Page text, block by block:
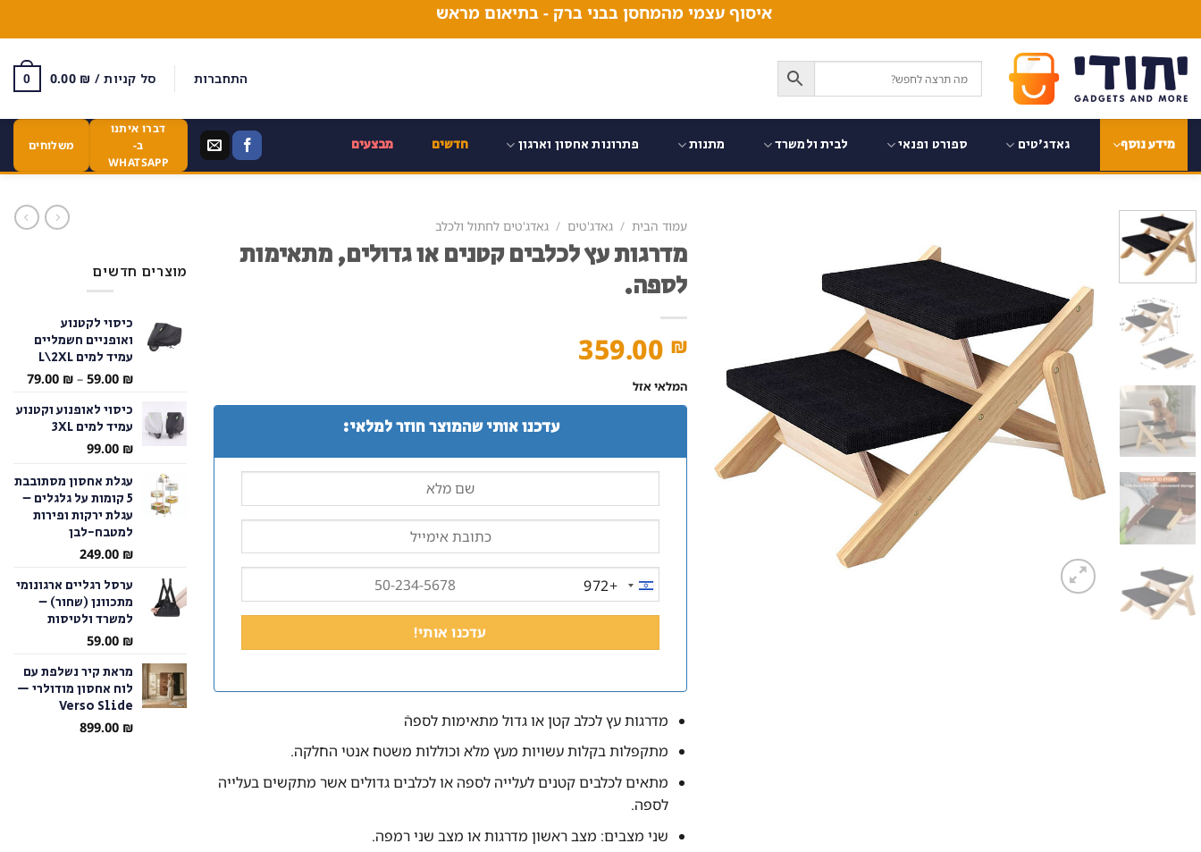
content
איסוף עצמי מהמחסן בבני ברק - בתיאום מראש
התחברות סל קניות / 0.00 ₪
0
מידע נוסף גאדג'טים ספורט ופנאי לבית ולמשרד מתנות פתרונות אחסון וארגון חדשים מבצעים
דברו איתנו
ב-
WHATSAPP
משלוחים
עמוד הבית / גאדג'טים / גאדג'טים לחתול ולכלב
מדרגות עץ לכלבים קטנים או גדולים, מתאימות
לספה.
359.00 ₪
המלאי אזל
עדכנו אותי שהמוצר חוזר למלאי:
ISRAEL
+972
+972
מדרגות עץ לכלב קטן או גדול מתאימות לספהֿ
מתקפלות בקלות עשויות מעץ מלא וכוללות משטח אנטי החלקה.
מתאים לכלבים קטנים לעלייה לספה או לכלבים גדולים אשר מתקשים בעלייה
לספה.
שני מצבים: מצב ראשון מדרגות או מצב שני רמפה.
מוצרים חדשים
כיסוי לקטנוע
ואופניים חשמליים
עמיד למים L\2XL
59.00 ₪
–
79.00 ₪
טווח
כיסוי לאופנוע וקטנוע
עמיד למים 3XL
99.00 ₪
עגלת אחסון מסתובבת
5 קומות על גלגלים –
עגלת ירקות ופירות
למטבח-לבן
249.00 ₪
ערסל רגליים ארגונומי
מתכוונן (שחור) –
למשרד ולטיסות
59.00 ₪
מראת קיר נשלפת עם
לוח אחסון מודולרי —
Verso Slide
899.00 ₪